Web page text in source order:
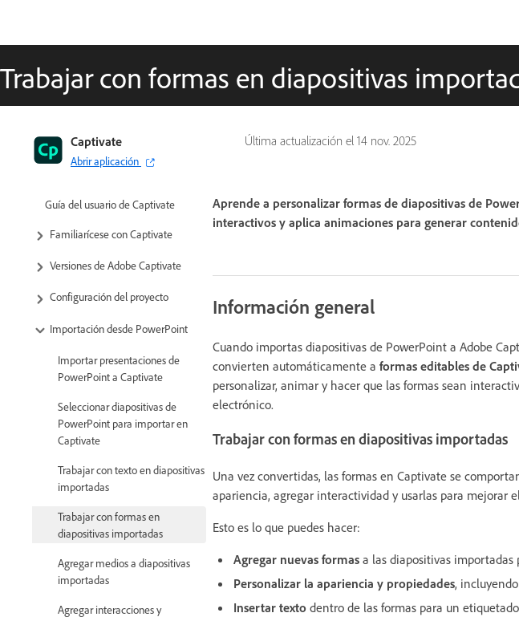
Trabajar con formas en diapositivas
Última actualización el 14 nov. 2025
Captivate
Abrir aplicación
Guía del usuario de Captivate
Familiarícese con Captivate
Versiones de Adobe Captivate
Configuración del proyecto
Importación desde PowerPoint
Importar presentaciones de
PowerPoint a Captivate
Seleccionar diapositivas de
PowerPoint para importar en
Captivate
Trabajar con texto en diapositivas
importadas
Trabajar con formas en
diapositivas importadas
Agregar medios a diapositivas
importadas
Agregar interacciones y
Aprende a personalizar formas de diapositivas de
interactivos y aplica animaciones para generar
Información general
Cuando importas diapositivas de PowerPoint a Adobe
convierten automáticamente a formas editables de
personalizar, animar y hacer que las formas sean
electrónico.
Trabajar con formas en diapositivas importadas
Una vez convertidas, las formas en Captivate se
apariencia, agregar interactividad y usarlas para mejorar
Esto es lo que puedes hacer:
Agregar nuevas formas a las diapositivas
Personalizar la apariencia y propiedades,
Insertar texto dentro de las formas para un